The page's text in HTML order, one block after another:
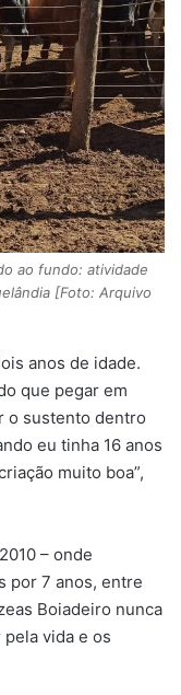
ao fundo: atividade
[Foto: Arquivo
anos de idade.
que pegar em
o sustento dentro
eu tinha 16 anos
muito boa”,
– onde
por 7 anos, entre
Boiadeiro nunca
vida e os